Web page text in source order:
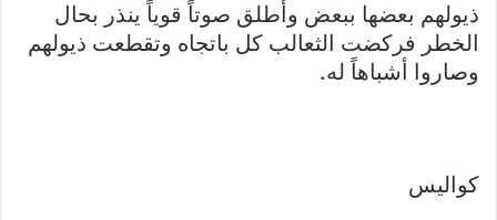
ذيولهم بعضها ببعض وأطلق صوتاً قوياً ينذر بحال
الخطر فركضت الثعالب كل باتجاه وتقطعت ذيولهم
وصاروا أشباهاً له.
كواليس